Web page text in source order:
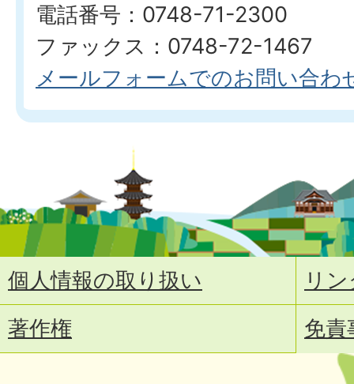
電話番号：0748-71-2300
ファックス：0748-72-1467
メールフォームでのお問い合わ
個人情報の取り扱い
リ
著作権
免責